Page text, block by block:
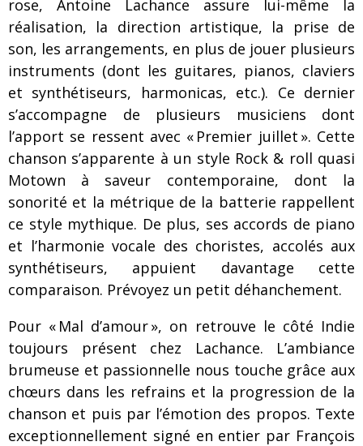
rose, Antoine Lachance assure lui-même la
réalisation, la direction artistique, la prise de
son, les arrangements, en plus de jouer plusieurs
instruments (dont les guitares, pianos, claviers
et synthétiseurs, harmonicas, etc.). Ce dernier
s’accompagne de plusieurs musiciens dont
l’apport se ressent avec « Premier juillet ». Cette
chanson s’apparente à un style Rock & roll quasi
Motown à saveur contemporaine, dont la
sonorité et la métrique de la batterie rappellent
ce style mythique. De plus, ses accords de piano
et l’harmonie vocale des choristes, accolés aux
synthétiseurs, appuient davantage cette
comparaison. Prévoyez un petit déhanchement.
Pour « Mal d’amour », on retrouve le côté Indie
toujours présent chez Lachance. L’ambiance
brumeuse et passionnelle nous touche grâce aux
chœurs dans les refrains et la progression de la
chanson et puis par l’émotion des propos. Texte
exceptionnellement signé en entier par François